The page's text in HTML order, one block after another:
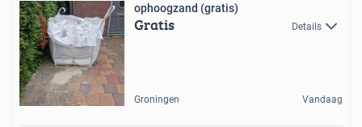
ophoogzand (gratis)
Gratis Details
Groningen Vandaag